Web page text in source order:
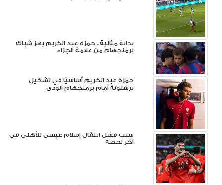
بداية مثالية.. حمزة عبد الكريم يهز شباك
برمنجهام من علامة الجزاء
حمزة عبد الكريم أساسيًا في تشكيل
برشلونة أمام برمنجهام الودي
سبب فشل انتقال إسلام عيسى للأهلي في
آخر لحظة